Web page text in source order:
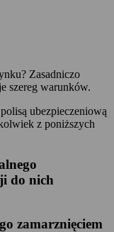
Zasadniczo
szereg warunków.
ubezpieczeniową
z poniższych
do nich
zamarznięciem